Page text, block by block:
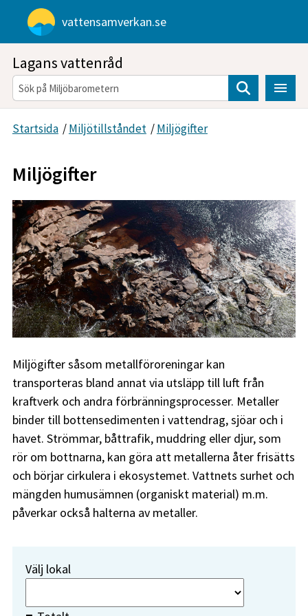
Gå direkt till sidans innehåll
vattensamverkan.se
Lagans vattenråd
Sök
Startsida /Miljötillståndet /Miljögifter
Miljögifter
Miljögifter såsom metallföroreningar kan
transporteras bland annat via utsläpp till luft från
kraftverk och andra förbränningsprocesser. Metaller
binder till bottensedimenten i vattendrag, sjöar och i
havet. Strömmar, båttrafik, muddring eller djur, som
rör om bottnarna, kan göra att metallerna åter frisätts
och börjar cirkulera i ekosystemet. Vattnets surhet och
mängden humusämnen (organiskt material) m.m.
påverkar också halterna av metaller.
Välj lokal